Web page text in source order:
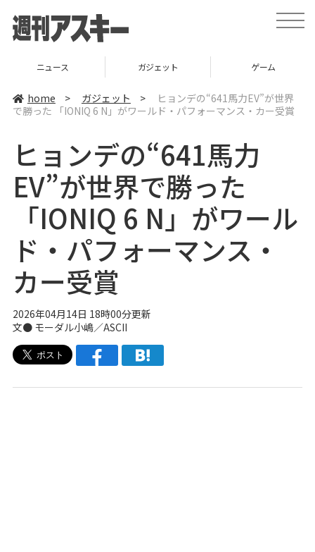
t
o
a
v
i
ニュース ガジェット ゲーム
home > ガジェット >
ヒョンデの“641馬力EV”が世界
で勝った 「IONIQ 6 N」がワールド・パフォーマンス・カー受賞
ヒョンデの“641馬力
EV”が世界で勝った
「IONIQ 6 N」がワール
ド・パフォーマンス・
カー受賞
2026年04月14日 18時00分更新
文● モーダル小嶋／ASCII